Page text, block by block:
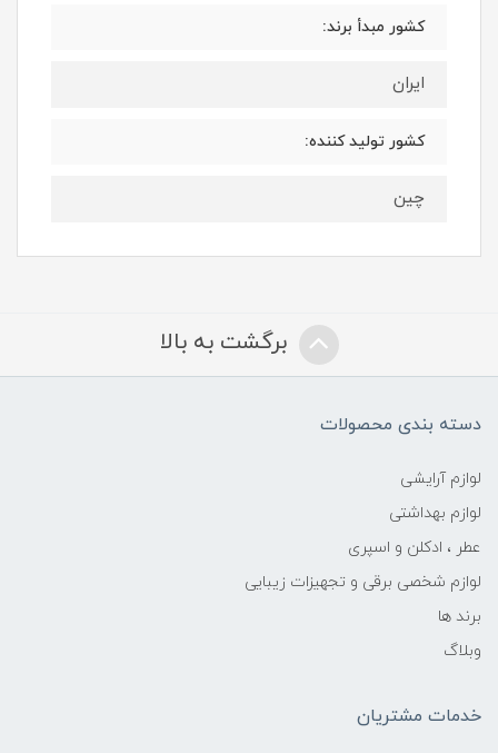
کشور مبدأ برند:
ایران
کشور تولید کننده:
چین
برگشت به بالا
دسته بندی محصولات
لوازم آرایشی
لوازم بهداشتی
عطر ، ادکلن و اسپری
لوازم شخصی برقی و تجهیزات زیبایی
برند ها
وبلاگ
خدمات مشتریان